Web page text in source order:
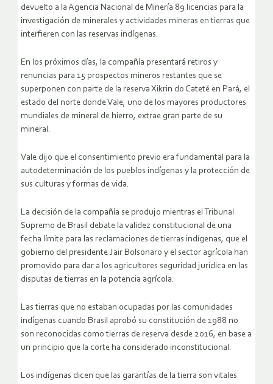
devuelto a la Agencia Nacional de Minería 89 licencias para la
investigación de minerales y actividades mineras en tierras que
interfieren con las reservas indígenas.
En los próximos días, la compañía presentará retiros y
renuncias para 15 prospectos mineros restantes que se
superponen con parte de la reserva Xikrin do Cateté en Pará, el
estado del norte donde Vale, uno de los mayores productores
mundiales de mineral de hierro, extrae gran parte de su
mineral.
Vale dijo que el consentimiento previo era fundamental para la
autodeterminación de los pueblos indígenas y la protección de
sus culturas y formas de vida.
La decisión de la compañía se produjo mientras el Tribunal
Supremo de Brasil debate la validez constitucional de una
fecha límite para las reclamaciones de tierras indígenas, que el
gobierno del presidente Jair Bolsonaro y el sector agrícola han
promovido para dar a los agricultores seguridad jurídica en las
disputas de tierras en la potencia agrícola.
Las tierras que no estaban ocupadas por las comunidades
indígenas cuando Brasil aprobó su constitución de 1988 no
son reconocidas como tierras de reserva desde 2016, en base a
un principio que la corte ha considerado inconstitucional.
Los indígenas dicen que las garantías de la tierra son vitales